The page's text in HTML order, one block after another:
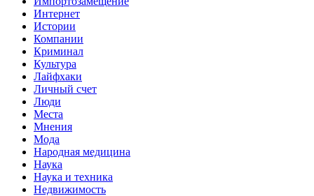
Интернет
Истории
Компании
Криминал
Культура
Лайфхаки
Личный счет
Люди
Места
Мнения
Мода
Народная медицина
Наука
Наука и техника
Недвижимость